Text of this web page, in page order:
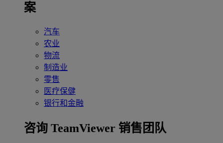
案
汽车
农业
物流
制造业
零售
医疗保健
银行和金融
咨询 TeamViewer 销售团队